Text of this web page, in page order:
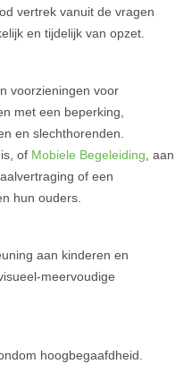
vertrek vanuit de vragen
en tijdelijk van opzet.
voorzieningen voor
met een beperking,
en slechthorenden.
of Mobiele Begeleiding, aan
of een
hun ouders.
aan kinderen en
meervoudige
hoogbegaafdheid.